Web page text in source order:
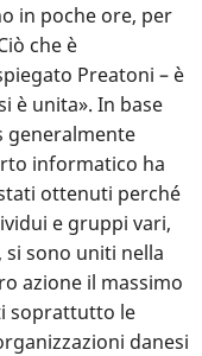
in poche ore, per
che è
Preatoni – è
è unita». In base
generalmente
informatico ha
ottenuti perché
e gruppi vari,
si sono uniti nella
azione il massimo
soprattutto le
danesi